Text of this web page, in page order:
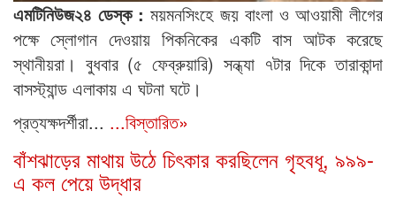
এমটিনিউজ২৪ ডেস্ক :ময়মনসিংহে জয় বাংলা ও আওয়ামী লীগের
পক্ষে স্লোগান দেওয়ায় পিকনিকের একটি বাস আটক করেছে
স্থানীয়রা। বুধবার (৫ ফেব্রুয়ারি) সন্ধ্যা ৭টার দিকে তারাকান্দা
বাসস্ট্যান্ড এলাকায় এ ঘটনা ঘটে।
প্রত্যক্ষদর্শীরা... ...বিস্তারিত»
বাঁশঝাড়ের মাথায় উঠে চিৎকার করছিলেন গৃহবধূ, ৯৯৯-
এ কল পেয়ে উদ্ধার